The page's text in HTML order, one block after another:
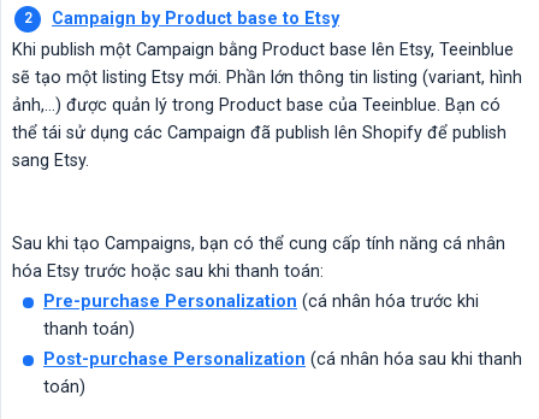
Campaign by Product base to Etsy
Khi publish một Campaign bằng Product base lên Etsy, Teeinblue
sẽ tạo một listing Etsy mới. Phần lớn thông tin listing (variant, hình
ảnh,...) được quản lý trong Product base của Teeinblue. Bạn có
thể tái sử dụng các Campaign đã publish lên Shopify để publish
sang Etsy.
Sau khi tạo Campaigns, bạn có thể cung cấp tính năng cá nhân
hóa Etsy trước hoặc sau khi thanh toán:
Pre-purchase Personalization (cá nhân hóa trước khi
thanh toán)
Post-purchase Personalization (cá nhân hóa sau khi thanh
toán)